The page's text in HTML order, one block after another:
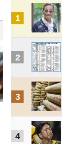
1
2
3
4